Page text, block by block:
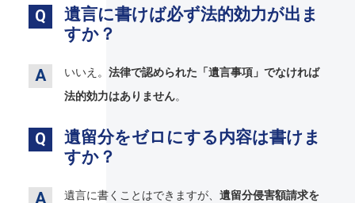
遺言に書けば必ず法的効力が出ま
すか？
いいえ。 法律で認められた「遺言事項」でなければ
法的効力はありません。
遺留分をゼロにする内容は書けま
すか？
遺言に書くことはできますが、 遺留分侵害額請求を